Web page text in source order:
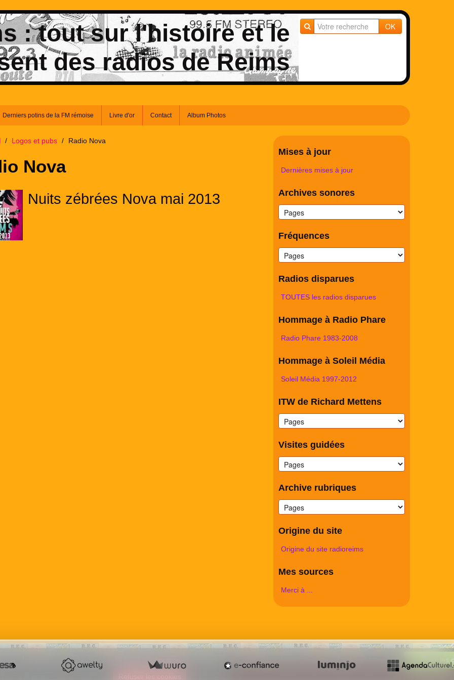
OK
: tout sur l'histoire et le
des radios de Reims
Derniers potins de la FM rémoise Livre d'or Contact Album Photos
/ Logos et pubs / Radio Nova
Nova
Nuits zébrées Nova mai 2013
Mises à jour
Dernières mises à jour
Archives sonores
Fréquences
Radios disparues
TOUTES les radios disparues
Hommage à Radio Phare
Radio Phare 1983-2008
Hommage à Soleil Média
Soleil Média 1997-2012
ITW de Richard Mettens
Visites guidées
Archive rubriques
Origine du site
Origine du site radioreims
Mes sources
Merci à ...
suivi des visites sur notre site, à l'affichage des boutons de partage et aux remontées de contenus des plateformes sociales. Accepter les